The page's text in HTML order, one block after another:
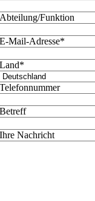
Abteilung/Funktion
E-Mail-Adresse*
Land*
Telefonnummer
Betreff
Ihre Nachricht